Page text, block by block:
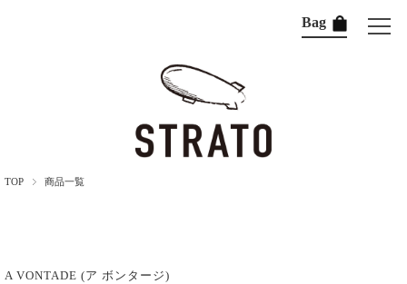
Bag
TOP 商品一覧
A VONTADE (ア ボンタージ)